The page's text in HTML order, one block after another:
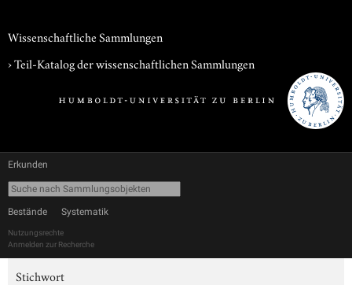
Wissenschaftliche Sammlungen
› Teil-Katalog der wissenschaftlichen Sammlungen
Erkunden
Bestände Systematik
Nutzungsrechte
Anmelden zur Recherche
Stichwort